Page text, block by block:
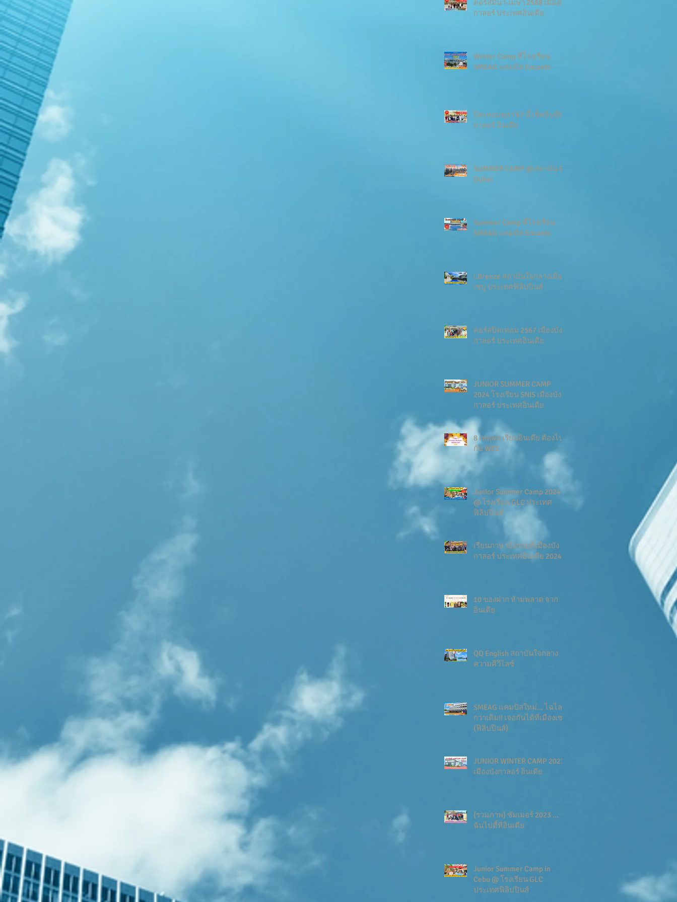
คอร์สมีนา-เมษา 2568 เมืองบัง
กาลอร์ ประเทศอินเดีย
Winter Camp ที่โรงเรียน
SMEAG แคมปัส Encanto
ปิดเทอมตุลา'67 นี้ เช็คอินที่บัง
กาลอร์ อินเดีย
SUMMER CAMP @ สถาบัน ES
Dubai
Summer Camp ที่โรงเรียน
SMEAG แคมปัส Encanto
i.Breeze สถาบันใจกลางเมือง
เซบู ประเทศฟิลิปปินส์
คอร์สปิดเทอม 2567 เมืองบัง
กาลอร์ ประเทศอินเดีย
JUNIOR SUMMER CAMP
2024 โรงเรียน SNIS เมืองบัง
กาลอร์ ประเทศอินเดีย
8 เหตุผล เรียนอินเดีย ต้องไป
กับ WES
Junior Summer Camp 2024
@ โรงเรียน GLC ประเทศ
ฟิลิปปินส์
เรียนภาษาอังกฤษที่เมืองบัง
กาลอร์ ประเทศอินเดีย 2024
10 ของฝาก ห้ามพลาด จาก
อินเดีย
QQ English สถาบันใจกลาง
ความศิวิไลซ์
SMEAG แคมปัสใหม่... ไฉไล
กว่าเดิม!! เจอกันได้ที่เมืองเซบู
(ฟิลิปปินส์)
JUNIOR WINTER CAMP 2023
เมืองบังกาลอร์ อินเดีย
{รวมภาพ} ซัมเมอร์ 2023 ...
ฉันไปตี้ที่อินเดีย
Junior Summer Camp in
Cebu @ โรงเรียน GLC
ประเทศฟิลิปปินส์